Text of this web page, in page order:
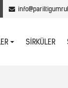
SIRKÜLER